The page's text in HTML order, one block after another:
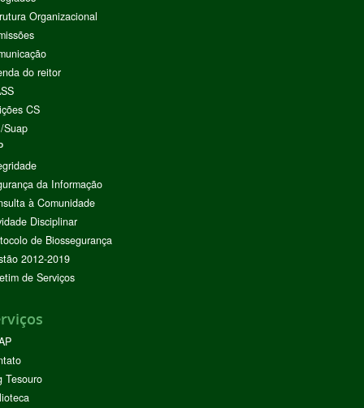
Organizacional
do reitor
CS
Suap
da Informação
à Comunidade
Disciplinar
de Biossegurança
2012-2019
de Serviços
Tesouro